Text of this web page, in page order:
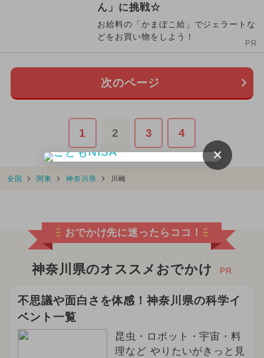
ん」に挑戦☆
お給料の「かまぼこ給」でジェラートな
どをお買い物をしよう！
PR
次のページ
1 2 3 4
全国 関東 神奈川県 川崎
おでかけ先に迷ったらココ！
神奈川県のオススメおでかけ PR
不思議や面白さを体感！神奈川県の科学イ
ベント一覧
昆虫・ロボット・宇宙・料
理など やりたいがきっと見
×